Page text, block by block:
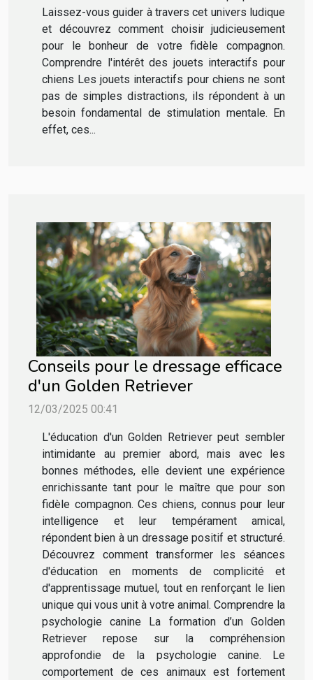
Laissez-vous guider à travers cet univers ludique
et découvrez comment choisir judicieusement
pour le bonheur de votre fidèle compagnon.
Comprendre l'intérêt des jouets interactifs pour
chiens Les jouets interactifs pour chiens ne sont
pas de simples distractions, ils répondent à un
besoin fondamental de stimulation mentale. En
effet, ces...
Conseils pour le dressage efficace
d'un Golden Retriever
12/03/2025 00:41
L'éducation d'un Golden Retriever peut sembler
intimidante au premier abord, mais avec les
bonnes méthodes, elle devient une expérience
enrichissante tant pour le maître que pour son
fidèle compagnon. Ces chiens, connus pour leur
intelligence et leur tempérament amical,
répondent bien à un dressage positif et structuré.
Découvrez comment transformer les séances
d'éducation en moments de complicité et
d'apprentissage mutuel, tout en renforçant le lien
unique qui vous unit à votre animal. Comprendre la
psychologie canine La formation d’un Golden
Retriever repose sur la compréhension
approfondie de la psychologie canine. Le
comportement de ces animaux est fortement